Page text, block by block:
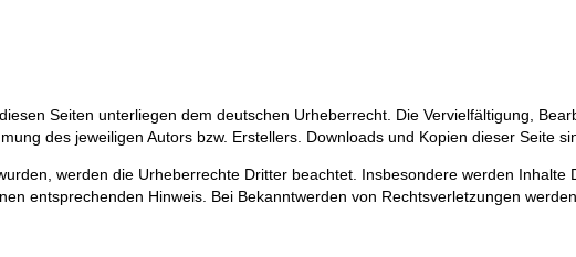
Seiten unterliegen dem deutschen Urheberrecht. Die Vervielfältigung,
des jeweiligen Autors bzw. Erstellers. Downloads und Kopien dieser Seite
werden die Urheberrechte Dritter beachtet. Insbesondere werden
entsprechenden Hinweis. Bei Bekanntwerden von Rechtsverletzungen